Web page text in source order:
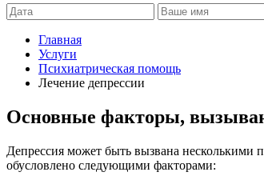
Главная
Услуги
Психиатрическая помощь
Лечение депрессии
Основные факторы,
Депрессия может быть вызвана несколькими
обусловлено следующими факторами: